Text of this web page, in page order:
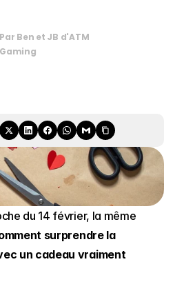
Par Ben et JB d'ATM
Gaming
du 14 février, la même
surprendre la
un cadeau vraiment